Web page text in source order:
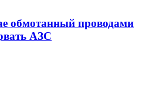
обмотанный проводами
АЗС